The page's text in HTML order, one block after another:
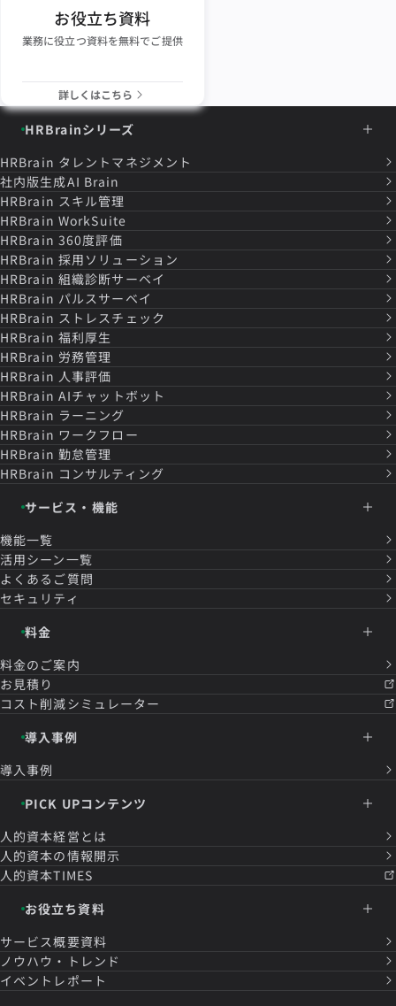
お役立ち資料
業務に役立つ資料を無料でご提供
詳しくはこちら
HRBrainシリーズ
HRBrain タレントマネジメント
社内版生成AI Brain
HRBrain スキル管理
HRBrain WorkSuite
HRBrain 360度評価
HRBrain 採用ソリューション
HRBrain 組織診断サーベイ
HRBrain パルスサーベイ
HRBrain ストレスチェック
HRBrain 福利厚生
HRBrain 労務管理
HRBrain 人事評価
HRBrain AIチャットボット
HRBrain ラーニング
HRBrain ワークフロー
HRBrain 勤怠管理
HRBrain コンサルティング
サービス・機能
機能一覧
活用シーン一覧
よくあるご質問
セキュリティ
料金
料金のご案内
お見積り
コスト削減シミュレーター
導入事例
導入事例
PICK UPコンテンツ
人的資本経営とは
人的資本の情報開示
人的資本TIMES
お役立ち資料
サービス概要資料
ノウハウ・トレンド
イベントレポート